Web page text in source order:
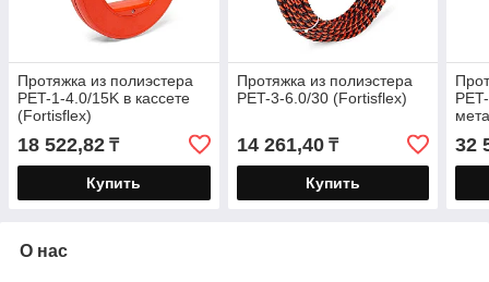
Протяжка из полиэстера
PET-1-4.0/15K в кассете
(Fortisflex)
18 522,82 ₸
Купить
Протяжка из полиэстера
PET-3-6.0/30 (Fortisflex)
14 261,40₸
Купить
32
О нас